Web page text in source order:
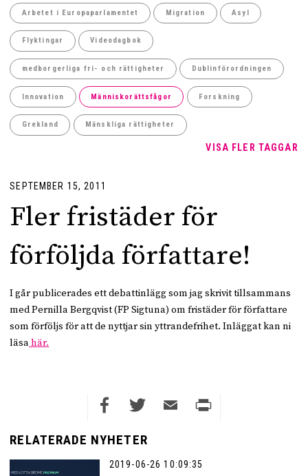
Arbetet i Europaparlamentet Migration Asyl
Flyktingar Videodagbok
medborgerliga fri- och rättigheter Dublinförordningen
Innovation Människorättsfågor Forskning
Grekland Mänskliga rättigheter
VISA FLER TAGGAR
RELATERADE NYHETER
2019-06-26 10:09:35
SEPTEMBER 15, 2011
Fler fristäder för
förföljda författare!
I går publicerades ett debattinlägg som jag skrivit tillsammans
med Pernilla Bergqvist (FP Sigtuna) om fristäder för författare
som förföljs för att de nyttjar sin yttrandefrihet. Inläggat kan ni
läsahär.
Facebook
Twitter
Email